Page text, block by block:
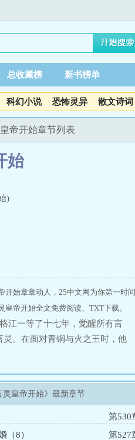
总收藏榜 新书榜单
科幻小说 恐怖灵异 散文诗词
帝开始章节列表
始
)
开始章章动人，25中文网为你第一时间
帝开始全文免费阅读、TXT下载。
江一等了十七年，觉醒所有言
。在面对青铜与火之王时，他
灵皇帝开始》最新章节
第530
（8）
第527